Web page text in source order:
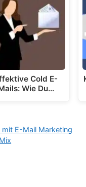
Cold E-
Wie Du…
mit E-Mail Marketing